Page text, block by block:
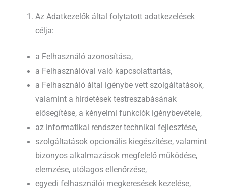
Az Adatkezelők által folytatott adatkezelések
célja:
a Felhasználó azonosítása,
a Felhasználóval való kapcsolattartás,
a Felhasználó által igénybe vett szolgáltatások,
valamint a hirdetések testreszabásának
elősegítése, a kényelmi funkciók igénybevétele,
az informatikai rendszer technikai fejlesztése,
szolgáltatások opcionális kiegészítése, valamint
bizonyos alkalmazások megfelelő működése,
elemzése, utólagos ellenőrzése,
egyedi felhasználói megkeresések kezelése,